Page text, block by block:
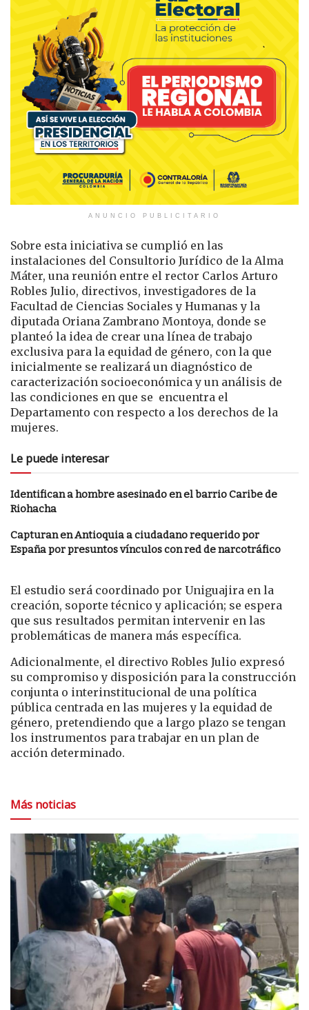
ANUNCIO PUBLICITARIO
Sobre esta iniciativa se cumplió en las
instalaciones del Consultorio Jurídico de la Alma
Máter, una reunión entre el rector Carlos Arturo
Robles Julio, directivos, investigadores de la
Facultad de Ciencias Sociales y Humanas y la
diputada Oriana Zambrano Montoya, donde se
planteó la idea de crear una línea de trabajo
exclusiva para la equidad de género, con la que
inicialmente se realizará un diagnóstico de
caracterización socioeconómica y un análisis de
las condiciones en que se encuentra el
Departamento con respecto a los derechos de la
mujeres.
Le puede interesar
Identifican a hombre asesinado en el barrio Caribe de
Riohacha
Capturan en Antioquia a ciudadano requerido por
España por presuntos vínculos con red de narcotráfico
El estudio será coordinado por Uniguajira en la
creación, soporte técnico y aplicación; se espera
que sus resultados permitan intervenir en las
problemáticas de manera más específica.
Adicionalmente, el directivo Robles Julio expresó
su compromiso y disposición para la construcción
conjunta o interinstitucional de una política
pública centrada en las mujeres y la equidad de
género, pretendiendo que a largo plazo se tengan
los instrumentos para trabajar en un plan de
acción determinado.
Más noticias